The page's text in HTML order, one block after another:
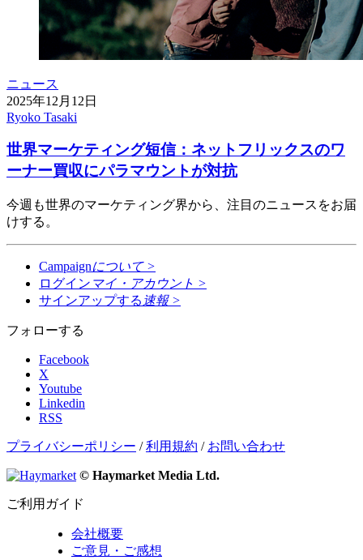
ニュース
2025年12月12日
Ryoko Tasaki
世界マーケティング短信：ネットフリックスのワ
ーナー買収にパラマウントが対抗
今週も世界のマーケティング界から、注目のニュースをお届
けする。
Campaignについて >
ログイン マイ・アカウント >
サインアップする 速報 >
フォローする
Facebook
X
Youtube
Linkedin
RSS
プライバシーポリシー /利用規約 / お問い合わせ
© Haymarket Media Ltd.
ご利用ガイド
会社概要
ご意見・ご感想